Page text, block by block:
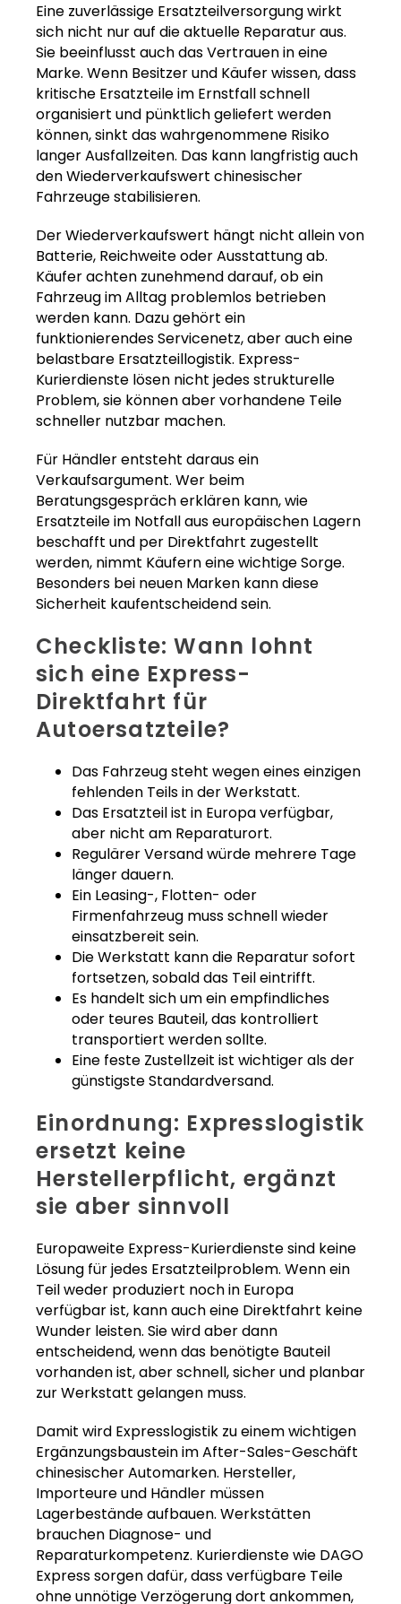
Eine zuverlässige Ersatzteilversorgung wirkt
sich nicht nur auf die aktuelle Reparatur aus.
Sie beeinflusst auch das Vertrauen in eine
Marke. Wenn Besitzer und Käufer wissen, dass
kritische Ersatzteile im Ernstfall schnell
organisiert und pünktlich geliefert werden
können, sinkt das wahrgenommene Risiko
langer Ausfallzeiten. Das kann langfristig auch
den Wiederverkaufswert chinesischer
Fahrzeuge stabilisieren.
Der Wiederverkaufswert hängt nicht allein von
Batterie, Reichweite oder Ausstattung ab.
Käufer achten zunehmend darauf, ob ein
Fahrzeug im Alltag problemlos betrieben
werden kann. Dazu gehört ein
funktionierendes Servicenetz, aber auch eine
belastbare Ersatzteillogistik. Express-
Kurierdienste lösen nicht jedes strukturelle
Problem, sie können aber vorhandene Teile
schneller nutzbar machen.
Für Händler entsteht daraus ein
Verkaufsargument. Wer beim
Beratungsgespräch erklären kann, wie
Ersatzteile im Notfall aus europäischen Lagern
beschafft und per Direktfahrt zugestellt
werden, nimmt Käufern eine wichtige Sorge.
Besonders bei neuen Marken kann diese
Sicherheit kaufentscheidend sein.
Checkliste: Wann lohnt
sich eine Express-
Direktfahrt für
Autoersatzteile?
Das Fahrzeug steht wegen eines einzigen
fehlenden Teils in der Werkstatt.
Das Ersatzteil ist in Europa verfügbar,
aber nicht am Reparaturort.
Regulärer Versand würde mehrere Tage
länger dauern.
Ein Leasing-, Flotten- oder
Firmenfahrzeug muss schnell wieder
einsatzbereit sein.
Die Werkstatt kann die Reparatur sofort
fortsetzen, sobald das Teil eintrifft.
Es handelt sich um ein empfindliches
oder teures Bauteil, das kontrolliert
transportiert werden sollte.
Eine feste Zustellzeit ist wichtiger als der
günstigste Standardversand.
Einordnung: Expresslogistik
ersetzt keine
Herstellerpflicht, ergänzt
sie aber sinnvoll
Europaweite Express-Kurierdienste sind keine
Lösung für jedes Ersatzteilproblem. Wenn ein
Teil weder produziert noch in Europa
verfügbar ist, kann auch eine Direktfahrt keine
Wunder leisten. Sie wird aber dann
entscheidend, wenn das benötigte Bauteil
vorhanden ist, aber schnell, sicher und planbar
zur Werkstatt gelangen muss.
Damit wird Expresslogistik zu einem wichtigen
Ergänzungsbaustein im After-Sales-Geschäft
chinesischer Automarken. Hersteller,
Importeure und Händler müssen
Lagerbestände aufbauen. Werkstätten
brauchen Diagnose- und
Reparaturkompetenz. Kurierdienste wie DAGO
Express sorgen dafür, dass verfügbare Teile
ohne unnötige Verzögerung dort ankommen,